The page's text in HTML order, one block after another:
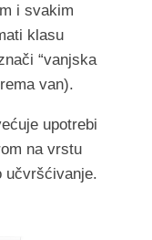
i svakim
klasu
“vanjska
van).
upotrebi
na vrstu
učvršćivanje.